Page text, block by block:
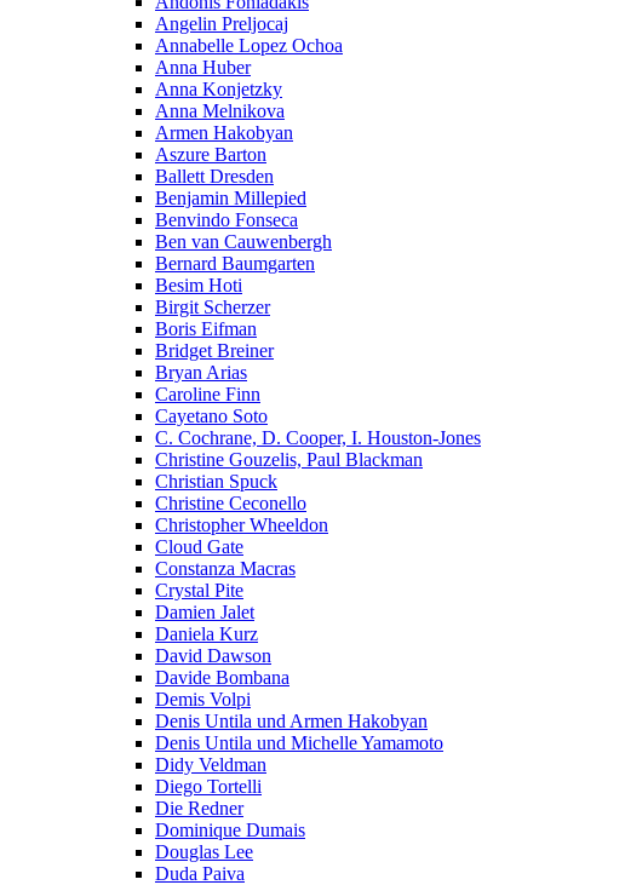
Angelin Preljocaj
Annabelle Lopez Ochoa
Anna Huber
Anna Konjetzky
Anna Melnikova
Armen Hakobyan
Aszure Barton
Ballett Dresden
Benjamin Millepied
Benvindo Fonseca
Ben van Cauwenbergh
Bernard Baumgarten
Besim Hoti
Birgit Scherzer
Boris Eifman
Bridget Breiner
Bryan Arias
Caroline Finn
Cayetano Soto
C. Cochrane, D. Cooper, I. Houston-Jones
Christine Gouzelis, Paul Blackman
Christian Spuck
Christine Ceconello
Christopher Wheeldon
Cloud Gate
Constanza Macras
Crystal Pite
Damien Jalet
Daniela Kurz
David Dawson
Davide Bombana
Demis Volpi
Denis Untila und Armen Hakobyan
Denis Untila und Michelle Yamamoto
Didy Veldman
Diego Tortelli
Die Redner
Dominique Dumais
Douglas Lee
Duda Paiva